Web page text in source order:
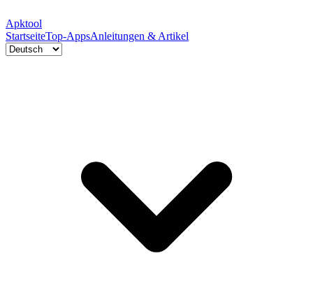
Apktool
StartseiteTop-AppsAnleitungen & Artikel